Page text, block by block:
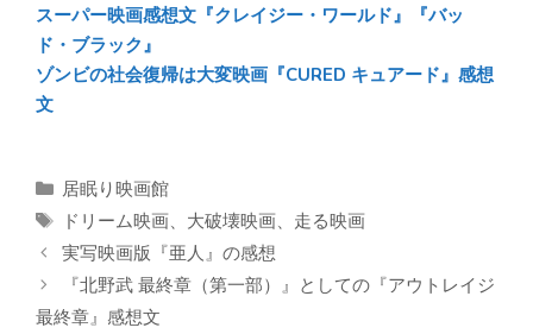
スーパー映画感想文『クレイジー・ワールド』『バッ
ド・ブラック』
ゾンビの社会復帰は大変映画『CURED キュアード』感想
文
カ
テ
ゴ
リ
ー
居眠り映画館
タ
グ
ドリーム映画、 大破壊映画、 走る映画
実写映画版『亜人』の感想
『北野武 最終章（第一部）』としての『アウトレイジ
最終章』感想文